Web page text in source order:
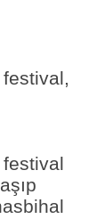
festival,